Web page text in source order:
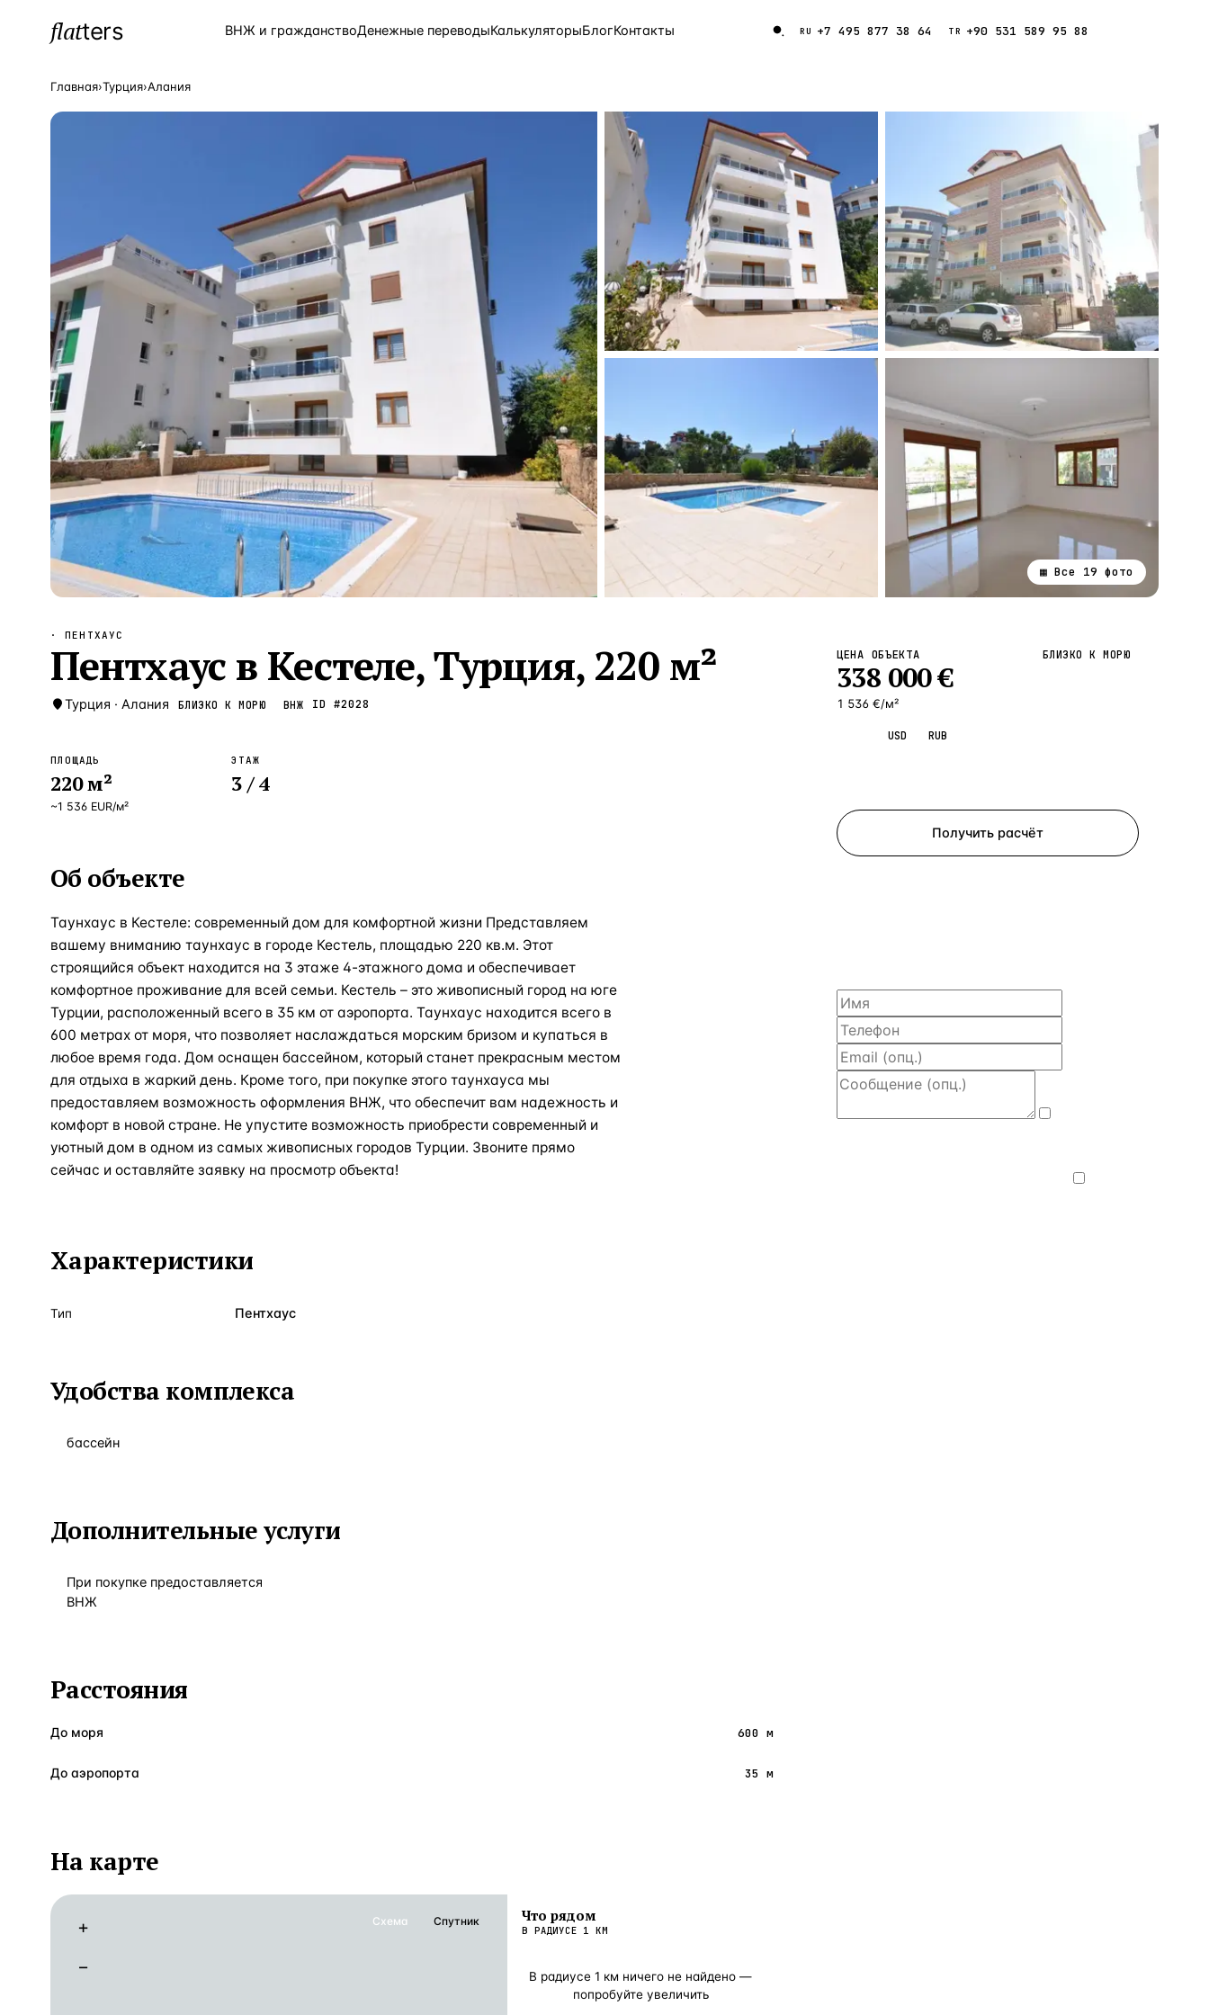
flatters ВНЖ и гражданствоДенежные переводыКалькуляторыБлогКонтакты RU +7 495 877 38 64 TR +90 531 589 95 88
—Страна
Кипр — Страна 3 906 объектов
Таиланд Страна 2 948 объектов
Греция Страна 2 797 объектов
Сочи — Локация Россия · 3 920
Алания Локация Турция · 2 556
Бангкок —Локация Таиланд · 2 172
Новороссийск Локация Россия · 2 106
Стамбул Турция · 2 092
Анталия Локация
ЧАСТО ИЩУТ
Турция Россия Испания
Главная›Турция›Алания
▦ Все 19 фото
· ПЕНТХАУС
Пентхаус в Кестеле, Турция, 220 м²
Турция · Алания БЛИЗКО К МОРЮ ВНЖ ID #2028
ПЛОЩАДЬ
220м²
~1 536 EUR/м²
ЭТАЖ
3/ 4
Об объекте
Таунхаус в Кестеле: современный дом для комфортной жизни Представляем
вашему вниманию таунхаус в городе Кестель, площадью 220 кв.м. Этот
строящийся объект находится на 3 этаже 4-этажного дома и обеспечивает
комфортное проживание для всей семьи. Кестель – это живописный город на юге
Турции, расположенный всего в 35 км от аэропорта. Таунхаус находится всего в
600 метрах от моря, что позволяет наслаждаться морским бризом и купаться в
любое время года. Дом оснащен бассейном, который станет прекрасным местом
для отдыха в жаркий день. Кроме того, при покупке этого таунхауса мы
предоставляем возможность оформления ВНЖ, что обеспечит вам надежность и
комфорт в новой стране. Не упустите возможность приобрести современный и
уютный дом в одном из самых живописных городов Турции. Звоните прямо
сейчас и оставляйте заявку на просмотр объекта!
Характеристики
Тип Пентхаус
Удобства комплекса
бассейн
Дополнительные услуги
При покупке предоставляется
ВНЖ
Расстояния
До моря 600 м
До аэропорта 35 м
На карте
+
−
Схема Спутник Что рядом
В РАДИУСЕ 1 КМ
В радиусе 1 км ничего не найдено —
попробуйте увеличить
ЦЕНА ОБЪЕКТА
338 000€
1 536 €/м²
БЛИЗКО К МОРЮ
USD RUB
Получить расчёт